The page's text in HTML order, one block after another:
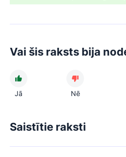
Vai šis raksts bija
Jā Nē
Saistītie raksti